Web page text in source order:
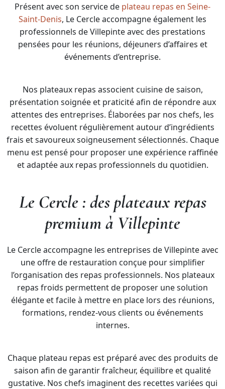
Présent avec son service de plateau repas en Seine-
Saint-Denis, Le Cercle accompagne également les
professionnels de Villepinte avec des prestations
pensées pour les réunions, déjeuners d’affaires et
événements d’entreprise.
Nos plateaux repas associent cuisine de saison,
présentation soignée et praticité afin de répondre aux
attentes des entreprises. Élaborées par nos chefs, les
recettes évoluent régulièrement autour d’ingrédients
frais et savoureux soigneusement sélectionnés. Chaque
menu est pensé pour proposer une expérience raffinée
et adaptée aux repas professionnels du quotidien.
Le Cercle : des plateaux repas
premium à Villepinte
Le Cercle accompagne les entreprises de Villepinte avec
une offre de restauration conçue pour simplifier
l’organisation des repas professionnels. Nos plateaux
repas froids permettent de proposer une solution
élégante et facile à mettre en place lors des réunions,
formations, rendez-vous clients ou événements
internes.
Chaque plateau repas est préparé avec des produits de
saison afin de garantir fraîcheur, équilibre et qualité
gustative. Nos chefs imaginent des recettes variées qui